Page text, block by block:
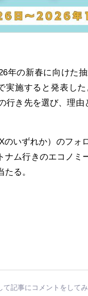
年の新春に向けた
実施すると発表し
行き先を選び、理由
のいずれか）のフォ
ム行きのエコノミ
る。
て記事にコメントをして